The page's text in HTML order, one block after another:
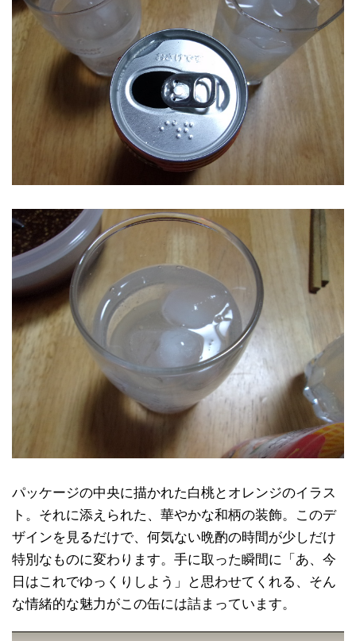
パッケージの中央に描かれた白桃とオレンジのイラス
ト。それに添えられた、華やかな和柄の装飾。このデ
ザインを見るだけで、何気ない晩酌の時間が少しだけ
特別なものに変わります。手に取った瞬間に「あ、今
日はこれでゆっくりしよう」と思わせてくれる、そん
な情緒的な魅力がこの缶には詰まっています。